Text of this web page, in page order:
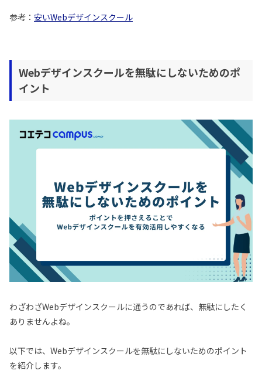
参考： 安いWebデザインスクール
Webデザインスクールを無駄にしないためのポ
イント
わざわざWebデザインスクールに通うのであれば、無駄にしたく
ありませんよね。
以下では、Webデザインスクールを無駄にしないためのポイント
を紹介します。